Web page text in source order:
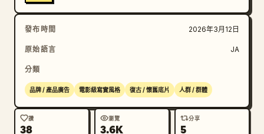
發布時間 2026年3月12日
原始語言 JA
分類
品牌 / 產品廣告 電影級寫實風格 復古 / 懷舊底片 人群 / 群體
讚
38
瀏覽
3.6K
分享
5